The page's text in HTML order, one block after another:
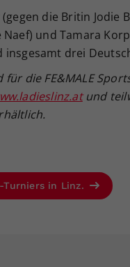
die Britin Jodie
Naef) und Tamara
insgesamt drei
für die FE&MALE
und
ältlich.
Turniers in Linz.